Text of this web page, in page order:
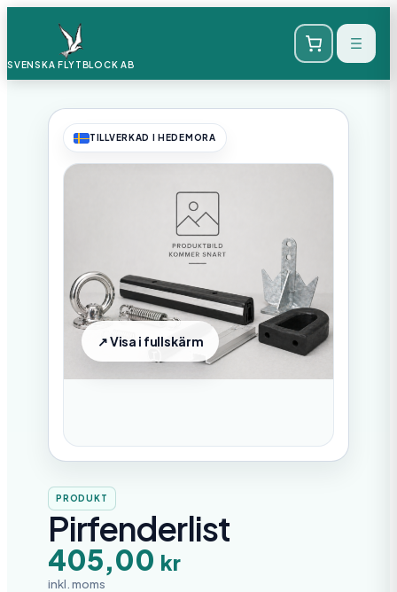
SVENSKA FLYTBLOCK AB
TILLVERKAD I HEDEMORA
PRODUKT
Pirfenderlist
405,00 kr
inkl. moms